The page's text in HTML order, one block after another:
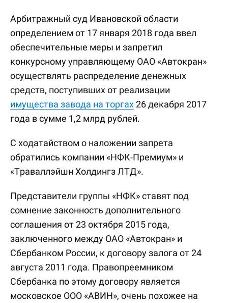
Арбитражный суд Ивановской области
определением от 17 января 2018 года ввел
обеспечительные меры и запретил
конкурсному управляющему ОАО «Автокран»
осуществлять распределение денежных
средств, поступивших от реализации
имущества завода на торгах26 декабря 2017
года в сумме 1,2 млрд рублей.
С ходатайством о наложении запрета
обратились компании «НФК-Премиум» и
«Траваллэйшн Холдингз ЛТД».
Представители группы «НФК» ставят под
сомнение законность дополнительного
соглашения от 23 октября 2015 года,
заключенного между ОАО «Автокран» и
Сбербанком России, к договору залога от 24
августа 2011 года. Правопреемником
Сбербанка по этому договору является
московское ООО «АВИН», очень похожее на